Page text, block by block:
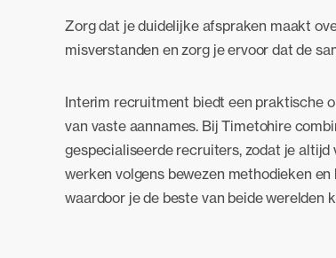
Zorg dat je duidelijke afspraken maakt
misverstanden en zorg je ervoor dat de
Interim recruitment biedt een praktische
van vaste aannames. Bij Timetohire
gespecialiseerde recruiters, zodat je
werken volgens bewezen methodieken
waardoor je de beste van beide werelden